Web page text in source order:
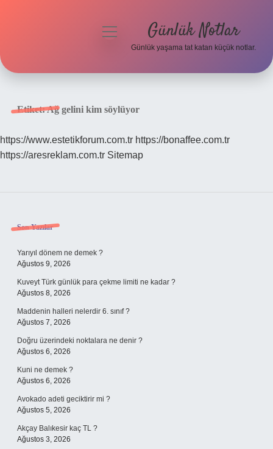
Hakkımızda
menüyü
Günlük Notlar
Günlük yaşama tat katan küçük notlar.
Etiket:Ağ gelini kim söylüyor
https://www.estetikforum.com.tr https://bonaffee.com.tr
https://aresreklam.com.tr Sitemap
Sidebar
Son Yazılar
Yarıyıl dönem ne demek ?
Ağustos 9, 2026
Kuveyt Türk günlük para çekme limiti ne kadar ?
Ağustos 8, 2026
Maddenin halleri nelerdir 6. sınıf ?
Ağustos 7, 2026
Doğru üzerindeki noktalara ne denir ?
Ağustos 6, 2026
Kuni ne demek ?
Ağustos 6, 2026
Avokado adeti geciktirir mi ?
Ağustos 5, 2026
Akçay Balıkesir kaç TL ?
Ağustos 3, 2026